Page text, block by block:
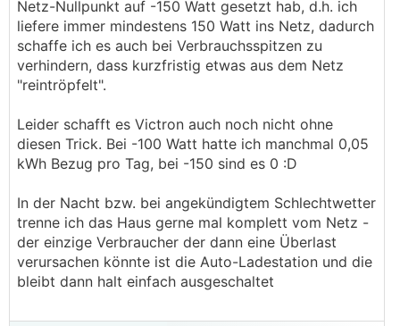
Schaffst Du es mit deinem Regelverhalten dass
du gänzlich ohne Netzbezug auskommst ?
Ich lieg bin auch ab Ende März bis
September(Oktober) autark aber auf Tagesais
komme ich aufgrund des Regelverhaltens
98%.
Was ich technisch verstehe aber ich glaub du
hast eine Victronanlage, würd mich interessieren
ob es da anders ist ?
Netz-Nullpunkt auf -150 Watt gesetzt hab, d.h. ich
liefere immer mindestens 150 Watt ins Netz, dadurch
schaffe ich es auch bei Verbrauchsspitzen zu
verhindern, dass kurzfristig etwas aus dem Netz
"reintröpfelt".
Leider schafft es Victron auch noch nicht ohne
diesen Trick. Bei -100 Watt hatte ich manchmal 0,05
kWh Bezug pro Tag, bei -150 sind es 0 :D
In der Nacht bzw. bei angekündigtem Schlechtwetter
trenne ich das Haus gerne mal komplett vom Netz -
der einzige Verbraucher der dann eine Überlast
verursachen könnte ist die Auto-Ladestation und die
bleibt dann halt einfach ausgeschaltet